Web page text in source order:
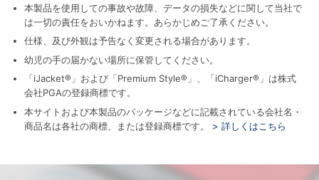
本製品を使用しての事故や故障、データの損失などに関して当社で
は一切の責任をおいかねます。あらかじめご了承ください。
仕様、及び外観は予告なく変更される場合があります。
幼児の手の届かない場所に保管してください。
「iJacket®」および「Premium Style®」、「iCharger®」は株式
会社PGAの登録商標です。
本サイトおよび本製品のパッケージなどに記載されている会社名・
商品名は各社の商標、または登録商標です。
> 詳しくはこちら